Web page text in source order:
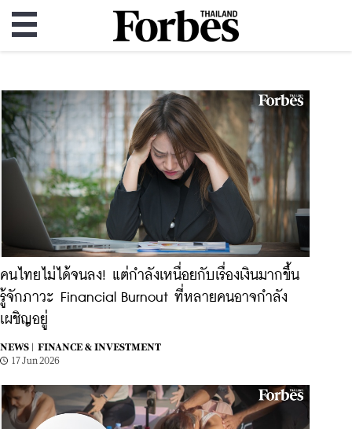
คนไทยไม่ได้จนลง! แต่กำลังเหนื่อยกับเรื่องเงินมากขึ้น
รู้จักภาวะ Financial Burnout ที่หลายคนอาจกำลัง
เผชิญอยู่
NEWS |
FINANCE & INVESTMENT
17 Jun 2026